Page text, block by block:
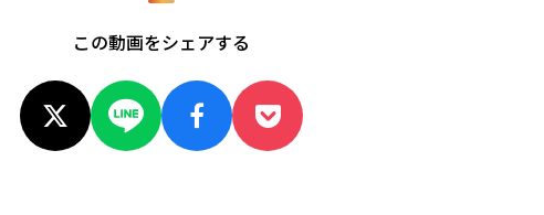
この動画をシェアする